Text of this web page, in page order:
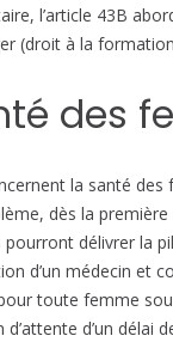
l’article 43B
(droit à la
des
la santé
dès la première
délivrer la
d’un médecin et
toute femme
d’attente d’un délai